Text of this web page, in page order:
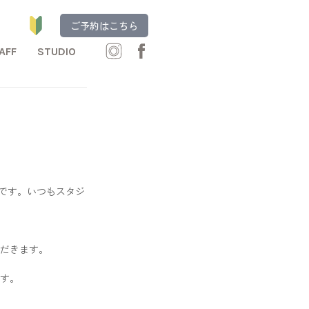
ご予約はこちら
STUDIO
す。いつもスタジ
きます。
。